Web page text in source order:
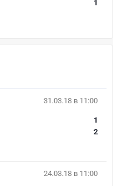
1
31.03.18 в 11:00
1
2
24.03.18 в 11:00